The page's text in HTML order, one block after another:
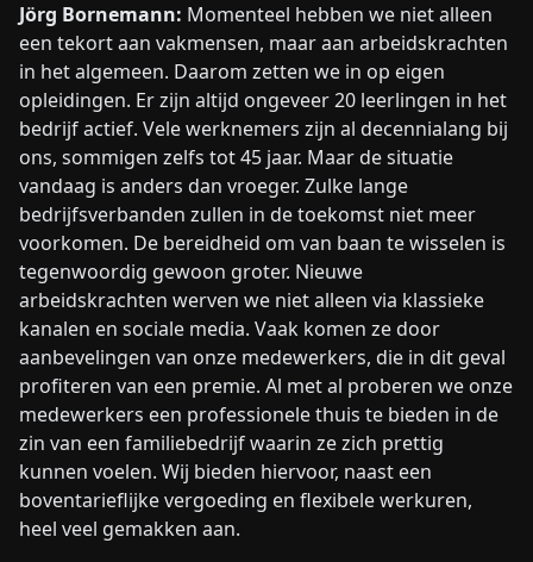
Jörg Bornemann: Momenteel hebben we niet alleen
een tekort aan vakmensen, maar aan arbeidskrachten
in het algemeen. Daarom zetten we in op eigen
opleidingen. Er zijn altijd ongeveer 20 leerlingen in het
bedrijf actief. Vele werknemers zijn al decennialang bij
ons, sommigen zelfs tot 45 jaar. Maar de situatie
vandaag is anders dan vroeger. Zulke lange
bedrijfsverbanden zullen in de toekomst niet meer
voorkomen. De bereidheid om van baan te wisselen is
tegenwoordig gewoon groter. Nieuwe
arbeidskrachten werven we niet alleen via klassieke
kanalen en sociale media. Vaak komen ze door
aanbevelingen van onze medewerkers, die in dit geval
profiteren van een premie. Al met al proberen we onze
medewerkers een professionele thuis te bieden in de
zin van een familiebedrijf waarin ze zich prettig
kunnen voelen. Wij bieden hiervoor, naast een
boventarieflijke vergoeding en flexibele werkuren,
heel veel gemakken aan.